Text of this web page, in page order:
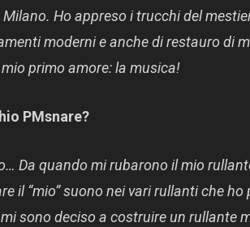
Ho appreso i trucchi del
moderni e anche di restauro di
primo amore: la musica!
PMsnare?
Da quando mi rubarono il mio
il “mio” suono nei vari rullanti che
sono deciso a costruire un rullante